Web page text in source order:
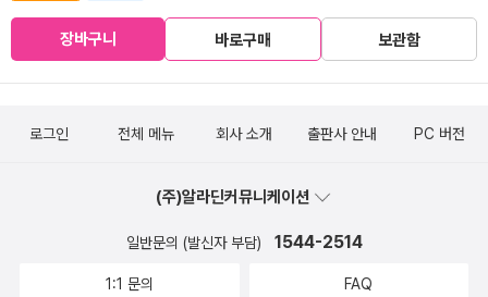
장바구니 바로구매 보관함
로그인 전체 메뉴 회사 소개 출판사 안내 PC 버전
(주)알라딘커뮤니케이션
일반문의 (발신자 부담) 1544-2514
1:1 문의 FAQ